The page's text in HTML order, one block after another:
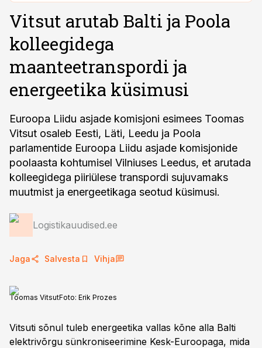
Vitsut arutab Balti ja Poola
kolleegidega
maanteetranspordi ja
energeetika küsimusi
Euroopa Liidu asjade komisjoni esimees Toomas
Vitsut osaleb Eesti, Läti, Leedu ja Poola
parlamentide Euroopa Liidu asjade komisjonide
poolaasta kohtumisel Vilniuses Leedus, et arutada
kolleegidega piiriülese transpordi sujuvamaks
muutmist ja energeetikaga seotud küsimusi.
Logistikauudised.ee
Jaga Salvesta Vihja
Toomas VitsutFoto: Erik Prozes
Vitsuti sõnul tuleb energeetika vallas kõne alla Balti
elektrivõrgu sünkroniseerimine Kesk-Euroopaga, mida